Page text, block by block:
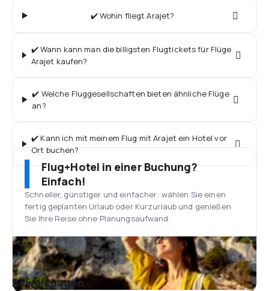
✔️ Wohin fliegt Arajet?
✔️ Wann kann man die billigsten Flugtickets für Flüge
Arajet kaufen?
✔️ Welche Fluggesellschaften bieten ähnliche Flüge
an?
✔️ Kann ich mit meinem Flug mit Arajet ein Hotel vor
Ort buchen?
Flug+Hotel in einer Buchung?
Einfach!
Schneller, günstiger und einfacher: wählen Sie einen
fertig geplanten Urlaub oder Kurzurlaub und genießen
Sie Ihre Reise ohne Planungsaufwand.
Bewertungen